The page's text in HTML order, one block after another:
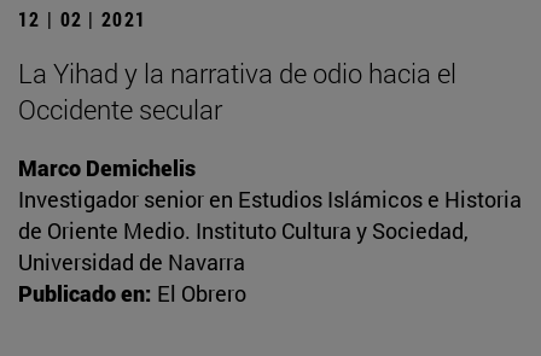
12 | 02 | 2021
La Yihad y la narrativa de odio hacia el
Occidente secular
Marco Demichelis
Investigador senior en Estudios Islámicos e Historia
de Oriente Medio. Instituto Cultura y Sociedad,
Universidad de Navarra
Publicado en: El Obrero